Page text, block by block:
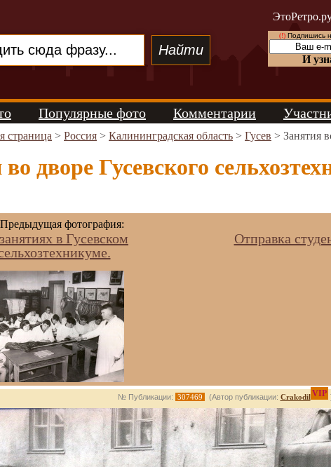
(!)Подпишись
И
Популярные фото Комментарии
страница > Россия > Калининградская область > Гусев > Занятия
дворе Гусевского
фотография:
в Гусевском
Отправка
№ Публикации: 307469 (Автор публикации: Crakodil VIP